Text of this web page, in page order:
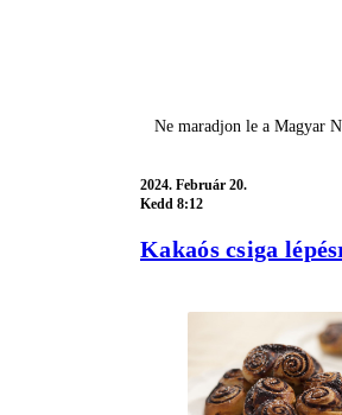
Ne maradjon le a Magyar
2024. Február 20.
Kedd 8:12
Kakaós csiga